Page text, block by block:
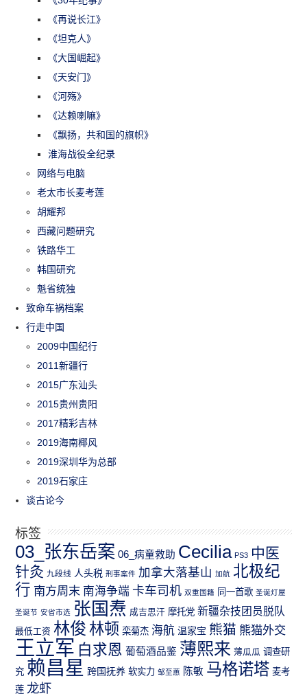
《再说长江》
《坦克人》
《大国崛起》
《天安门》
《河殇》
《达赖喇嘛》
《飘扬，共和国的旗帜》
淮海战役全纪录
网络与电脑
老太市长麦考莲
胡耀邦
西藏问题研究
铁路华工
韩国研究
魁省统独
致命车祸档案
行走中国
2009中国纪行
2011新疆行
2015广东汕头
2015贵州贵阳
2017精彩吉林
2019海南椰风
2019深圳华为总部
2019石家庄
谈古论今
标签
03_张东岳案 06_病童救助 Cecilia PS3 中医
针灸 九段线 人头税 刑事案件 加拿大落基山 加航 北极纪
行 南方周末 南海争端 卡车司机 双重国籍 同一首歌 圣诞灯屋
圣诞节 安省市选 张国焘 成吉思汗 摩托党 新疆杂技团员脱队
最低工资 林俊 林顿 栾菊杰 海航 温家宝 熊猫 熊猫外交
王立军 白求恩 葡萄酒品鉴 薄熙来 薄瓜瓜 调查研
究 赖昌星 跨国抚养 软实力 邹至蕙 陈敏 马格诺塔 麦考
莲 龙虾